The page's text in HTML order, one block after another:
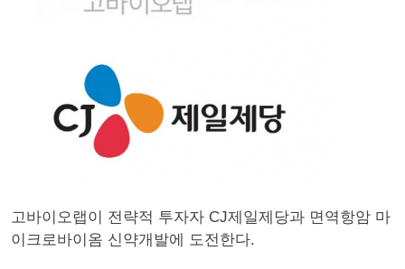
고바이오랩이 전략적 투자자 CJ제일제당과 면역항암 마
이크로바이옴 신약개발에 도전한다.